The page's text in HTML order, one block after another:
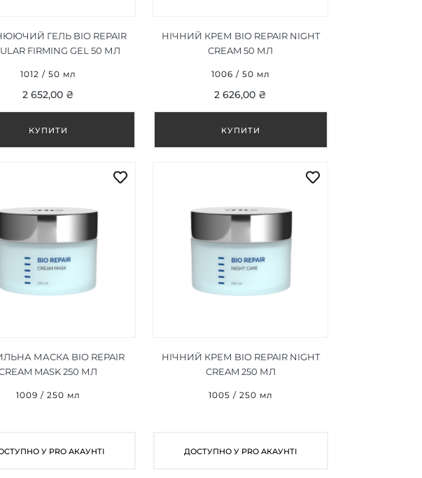
ГЕЛЬ BIO REPAIR
FIRMING GEL 50 МЛ
1012 / 50 мл
2 652,00 ₴
НІЧНИЙ КРЕМ BIO REPAIR NIGHT
CREAM 50 МЛ
1006 / 50 мл
2 626,00 ₴
МАСКА BIO REPAIR
MASK 250 МЛ
1009 / 250 мл
У PRO АКАУНТІ
НІЧНИЙ КРЕМ BIO REPAIR NIGHT
CREAM 250 МЛ
1005 / 250 мл
ДОСТУПНО У PRO АКАУНТІ